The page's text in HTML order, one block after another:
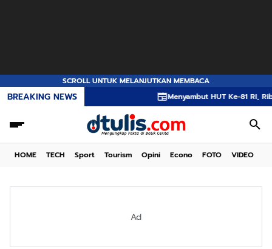
SCROLL UNTUK MELANJUTKAN MEMBACA
BREAKING NEWS Menyambut HUT Ke-81 RI, Ribuan
HOME TECH Sport Tourism Opini Econo FOTO VIDEO
Ad